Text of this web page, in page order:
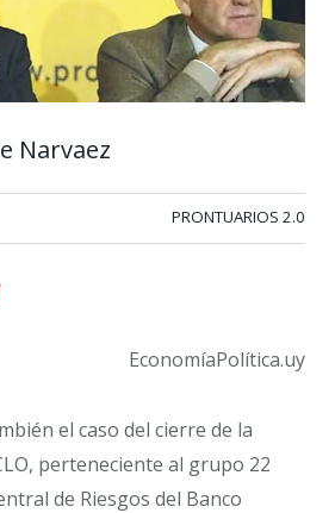
Narvaez
PRONTUARIOS 2.0
EconomíaPolítica.uy
el caso del cierre de la
perteneciente al grupo 22
de Riesgos del Banco